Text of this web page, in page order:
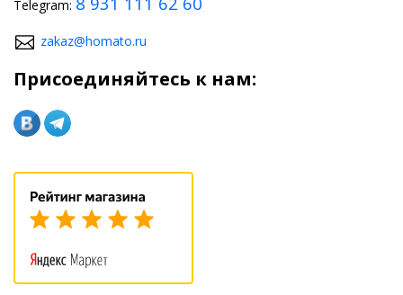
Telegram:
zakaz@homato.ru
Присоединяйтесь к нам: